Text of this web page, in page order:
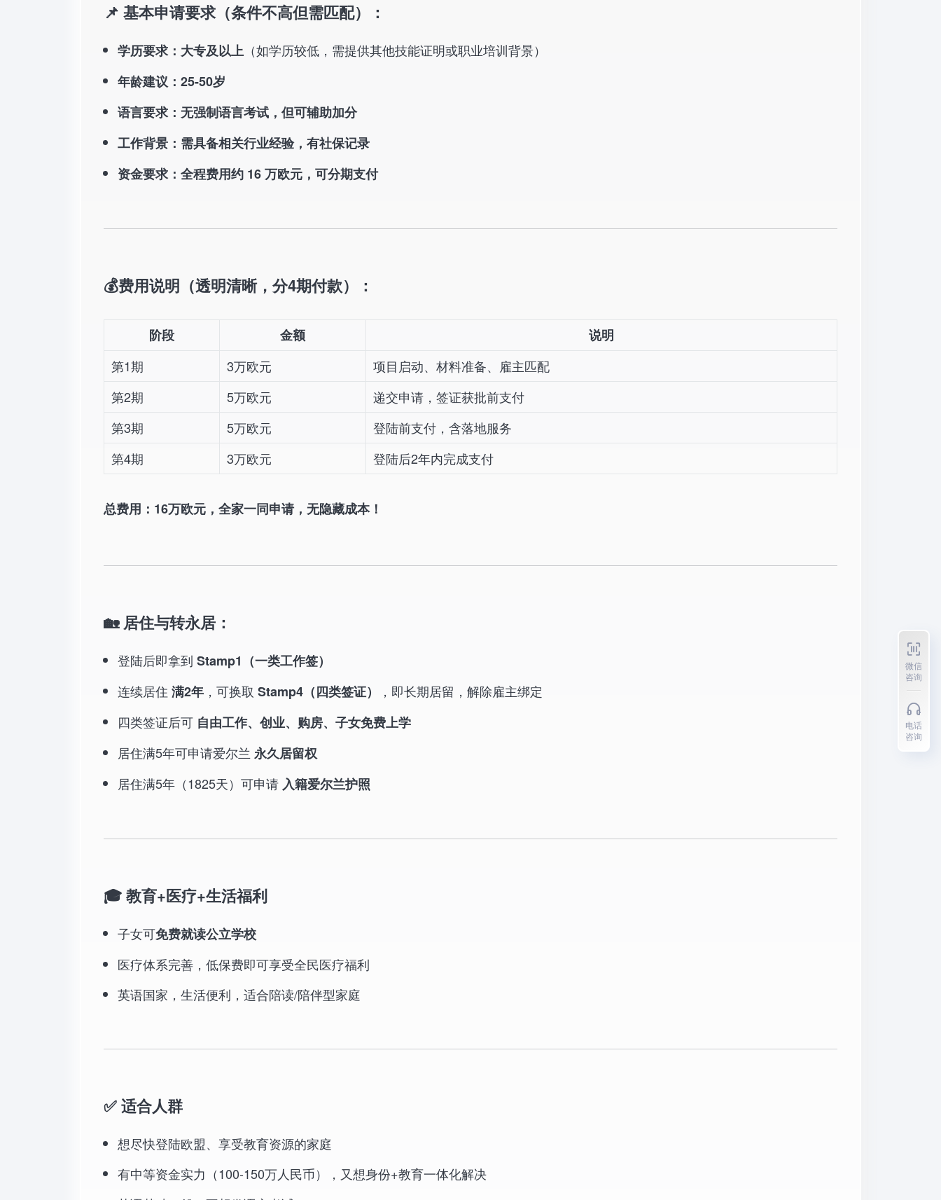
📌 基本申请要求（条件不高但需匹配）：
学历要求：大专及以上 （如学历较低，需提供其他技能证明或职业培训背景）
年龄建议：25-50岁
语言要求：无强制语言考试，但可辅助加分
工作背景：需具备相关行业经验，有社保记录
资金要求：全程费用约 16 万欧元，可分期支付
💰费用说明（透明清晰，分4期付款）：
阶段 金额
说明
第1期
3万欧元
项目启动、材料准备、雇主匹配
第2期
5万欧元
递交申请，签证获批前支付
第3期
5万欧元
登陆前支付，含落地服务
第4期
3万欧元 登陆后2年内完成支付
总费用：16万欧元，全家一同申请，无隐藏成本！
🏡 居住与转永居：
登陆后即拿到 Stamp1（一类工作签）
连续居住 满2年 ，可换取 Stamp4（四类签证）
，即长期居留，解除雇主绑定
四类签证后可 自由工作、创业、购房、子女免费上学
居住满5年可申请爱尔兰 永久居留权
居住满5年（1825天）可申请 入籍爱尔兰护照
🎓 教育+医疗+生活福利
子女可免费就读公立学校
医疗体系完善，低保费即可享受全民医疗福利
英语国家，生活便利，适合陪读/陪伴型家庭
✅ 适合人群
想尽快登陆欧盟、享受教育资源的家庭
有中等资金实力（100-150万人民币），又想身份+教育一体化解决
微信
咨询
电话
咨询